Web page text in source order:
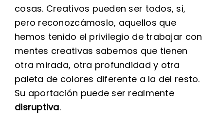
cosas. Creativos pueden ser todos, si,
pero reconozcámoslo, aquellos que
hemos tenido el privilegio de trabajar con
mentes creativas sabemos que tienen
otra mirada, otra profundidad y otra
paleta de colores diferente a la del resto.
Su aportación puede ser realmente
disruptiva.